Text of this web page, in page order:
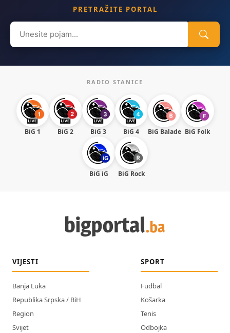
PRETRAŽITE PORTAL
Search
for:
RADIO STANICE
BiG 1 BiG 2 BiG 3 BiG 4 BiG Balade BiG Folk
BiG iG BiG Rock
VIJESTI
Banja Luka
Republika Srpska / BiH
Region
Svijet
SPORT
Fudbal
Košarka
Tenis
Odbojka